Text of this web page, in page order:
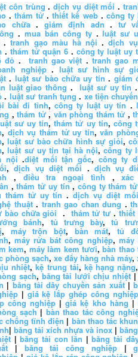
côn trùng . dịch vụ diệt mối .
.thám tử .thiết kế web. công ty
chữa. giám định adn . tư
. mua bán công ty.luật sư
.tranh gạo màu hà nội .dịch
. thám tử quận 6. công ty luật uy
đỏ . tranh gao việt .tranh gao
nghiệp. luật sư hình sự
. luật sư bào chữa uy tín . giám
luật giao thông .luật sư uy tín .
. luật sư tranh tụng . xe tiện
bài đi tỉnh, công ty luật uy tín .
,thám tử, văn phòng thám tử ,
sư uy tín,thám tử uy tín, công
, dịch vụ thám tử uy tín,văn
,luật sư bào chữa hình sự giỏi,
,luật sư uy tín tại hà nội,công ty
nội.diệt mối tận gốc, công ty
,dịch vụ diệt mối . dịch vụ
, điều tra ngoại tình ,
,thám tử uy tín ,công ty thám
thám tử uy tín .dịch vụ diệt mối
thuật. tranh gao chan dung .
bào chữa giỏi . thám tử tư . thiết
bánh, tủ trưng bày,tủ
, máy trộn bột, bàn mát,tủ
,máy rửa bát công nghiệp, máy
kem, máy làm kem tươi,bàn thao
phòng sạch, xe đẩy hàng nhà máy,
nhiệt,kệ trung tải, kệ hạng nặng,
sạch, băng tải lưới chịu nhiệt
| băng tải dây chuyền sản xuất|
| giá kệ lắp ghép công nghiệp
công nghiệp |giá kệ kho hàng |
sạch | bàn thao tác công
chống tĩnh điện | bàn thao tác
| băng tải xích nhựa và inox |
|băng tải con lăn |băng tải
| băng tải công nghiệp|